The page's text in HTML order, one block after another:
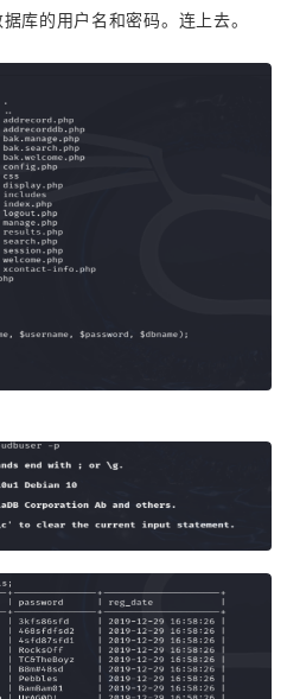
的用户名和密码。连上去。